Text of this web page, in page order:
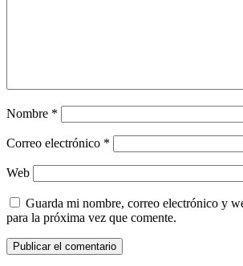
Nombre *
Correo electrónico *
Web
Guarda mi nombre, correo electrónico y
para la próxima vez que comente.